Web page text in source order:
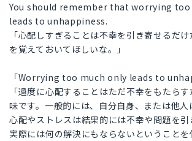
You should remember that worrying
leads to unhappiness.
「心配しすぎることは不幸を引き寄せるだ
を覚えておいてほしいな。」
「Worrying too much only leads to
「過度に心配することはただ不幸をもたら
味です。一般的には、自分自身、または他人
心配やストレスは結果的には不幸や問題を引
実際には何の解決にもならないということ